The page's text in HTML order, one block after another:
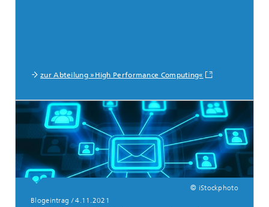
zur Abteilung »High Performance Computing«
© iStockphoto
Blogeintrag /4.11.2021